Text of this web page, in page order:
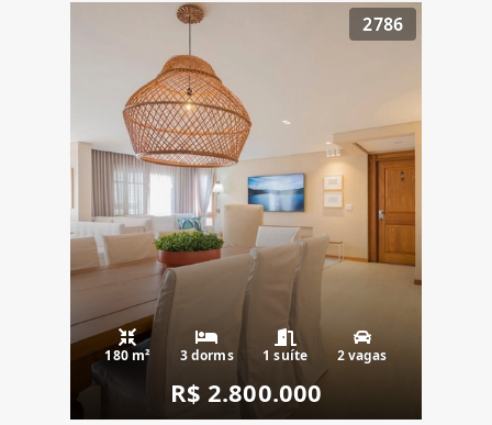
2786
180 m² 3 dorms 1 suíte 2 vagas
R$ 2.800.000